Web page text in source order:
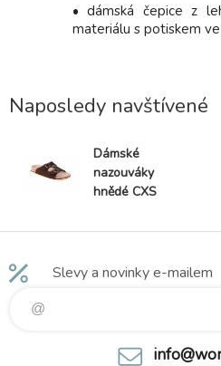
• dámská čepice z
materiálu s potiskem
Naposledy navštívené
Dámské
nazouváky
hnědé CXS
Slevy a novinky e-mailem